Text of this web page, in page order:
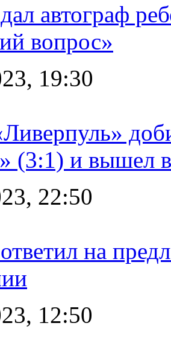
автограф
вопрос»
19:30
(3:1) и вышел
22:50
на
12:50